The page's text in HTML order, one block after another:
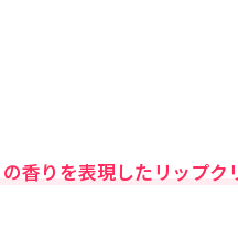
香りを表現したリップク